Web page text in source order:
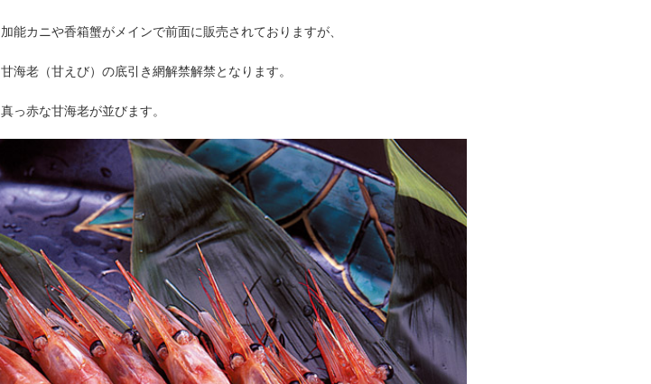
能カニや香箱蟹がメインで前面に販売されておりますが、
海老（甘えび）の底引き網解禁解禁となります。
っ赤な甘海老が並びます。